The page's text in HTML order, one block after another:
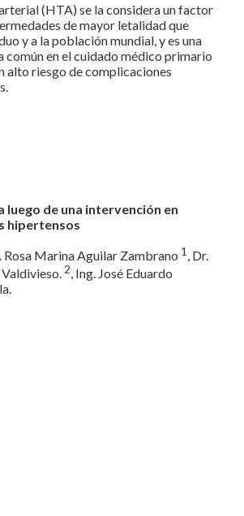
(HTA) se la considera un factor
de mayor letalidad que
y a la población mundial, y es una
común en el cuidado médico primario
alto riesgo de complicaciones
luego de una intervención en
hipertensos
Rosa Marina Aguilar Zambrano 1 , Dr.
2, Ing. José Eduardo